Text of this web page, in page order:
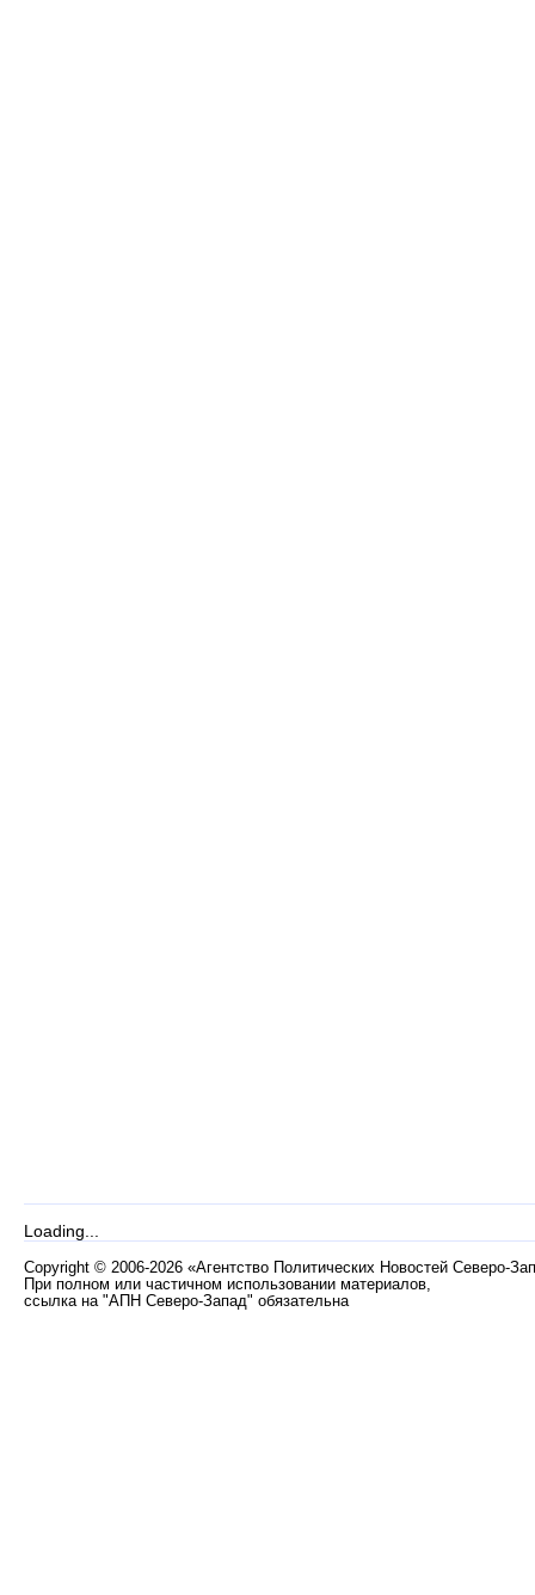
Loading...
Copyright © 2006-2026 «Агентство Политических Новостей Северо-
При полном или частичном использовании материалов,
ссылка на "АПН Северо-Запад" обязательна